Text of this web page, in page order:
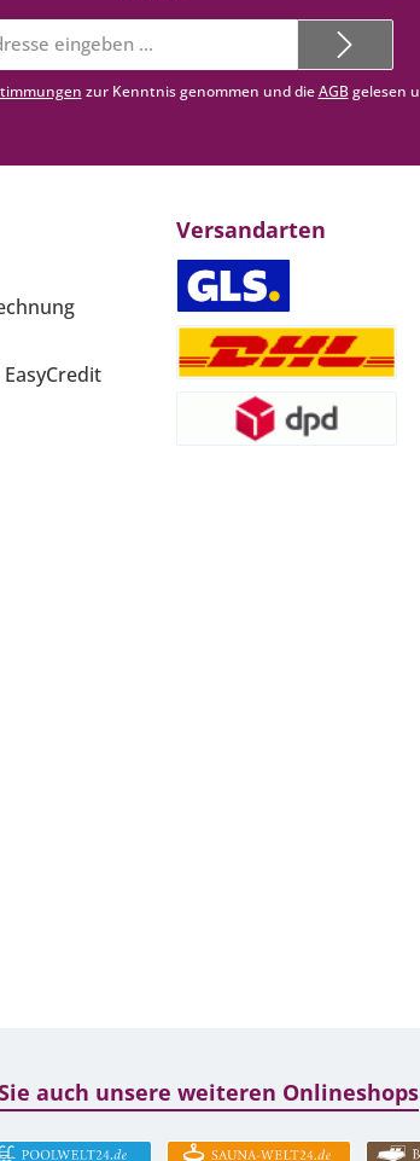
Mail-
Adresse*
zur Kenntnis genommen und dieAGBgelesen
Versandarten
auch unsere weiteren Onlineshops